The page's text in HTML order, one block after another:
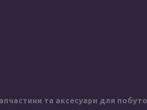
та аксесуари для